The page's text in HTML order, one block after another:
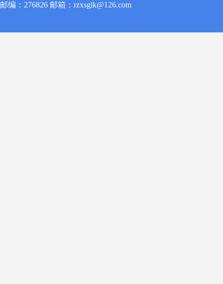
邮编：276826 邮箱：rzxsglk@126.com